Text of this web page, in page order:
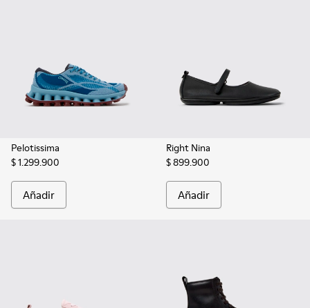
Pelotissima
$ 1.299.900
Añadir
Right Nina
$ 899.900
Añadir